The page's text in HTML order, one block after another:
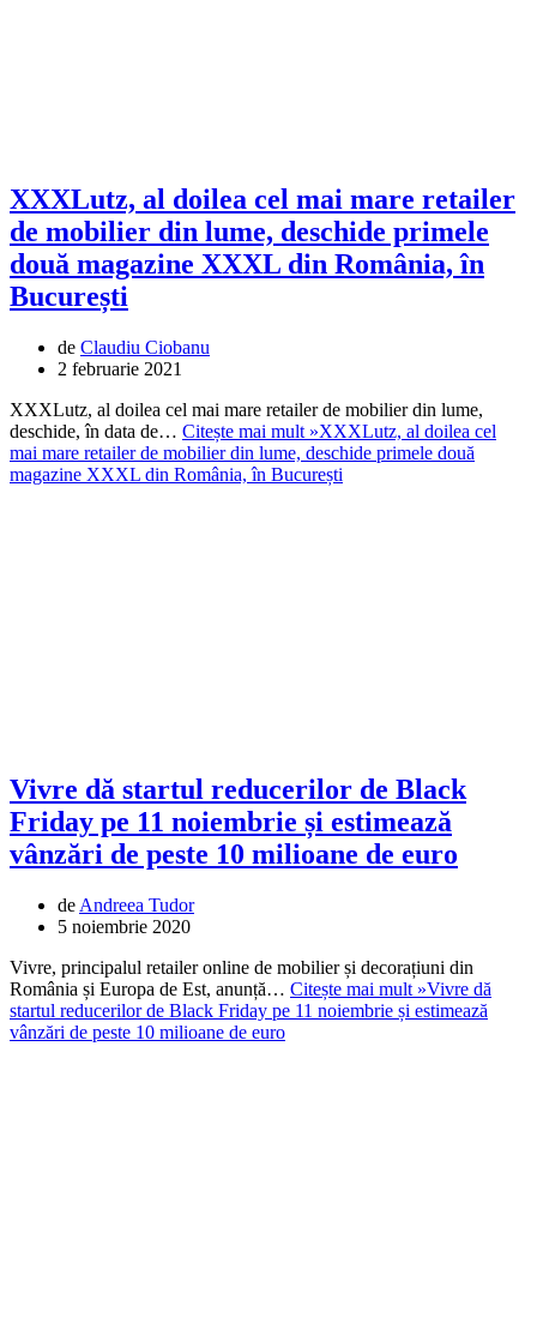
XXXLutz, al doilea cel mai mare retailer
de mobilier din lume, deschide primele
două magazine XXXL din România, în
București
de Claudiu Ciobanu
2 februarie 2021
XXXLutz, al doilea cel mai mare retailer de mobilier din lume,
deschide, în data de… Citește mai mult »XXXLutz, al doilea cel
mai mare retailer de mobilier din lume, deschide primele două
magazine XXXL din România, în București
Vivre dă startul reducerilor de Black
Friday pe 11 noiembrie și estimează
vânzări de peste 10 milioane de euro
de Andreea Tudor
5 noiembrie 2020
Vivre, principalul retailer online de mobilier și decorațiuni din
România și Europa de Est, anunță… Citește mai mult »Vivre dă
startul reducerilor de Black Friday pe 11 noiembrie și estimează
vânzări de peste 10 milioane de euro